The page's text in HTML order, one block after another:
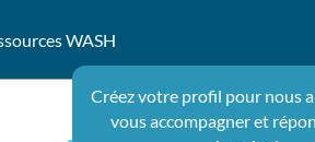
WASH
Créez votre profil pour nous
vous accompagner et